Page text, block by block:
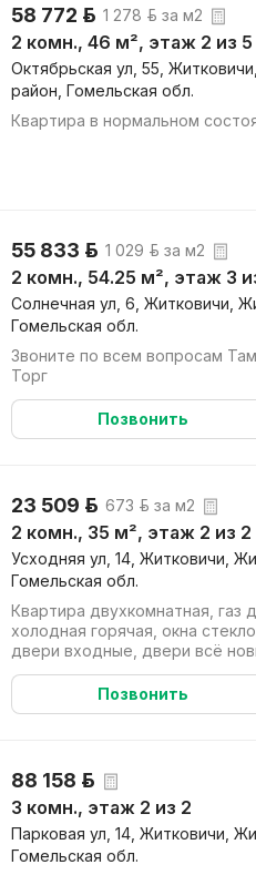
58 772 р. 1 278 р. за м2
2 комн., 46 м², этаж 2 из 5
Октябрьская ул, 55,
район, Гомельская обл.
Квартира в нормальном
55 833 р. 1 029 р. за м2
2 комн., 54.25 м², этаж 3
Солнечная ул, 6, Житковичи,
Гомельская обл.
Звоните по всем вопросам Тамара Ивановна
Торг
Позвонить
23 509 р. 673 р. за м2
2 комн., 35 м², этаж 2 из 2
Усходняя ул, 14, Житковичи,
Гомельская обл.
Квартира двухкомнатная, газ
холодная горячая, окна
двери входные, двери всё
отопление, есть помещение ...
Позвонить
88 158 р.
3 комн., этаж 2 из 2
Парковая ул, 14, Житковичи,
Гомельская обл.